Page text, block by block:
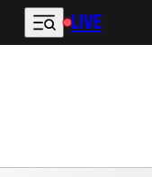
Vai al contenuto principale
LIVE